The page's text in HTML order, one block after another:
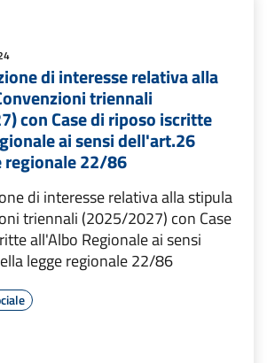
di interesse relativa alla
triennali
con Case di riposo iscritte
ai sensi dell'art.26
regionale 22/86
di interesse relativa alla stipula
triennali (2025/2027) con Case
all'Albo Regionale ai sensi
legge regionale 22/86